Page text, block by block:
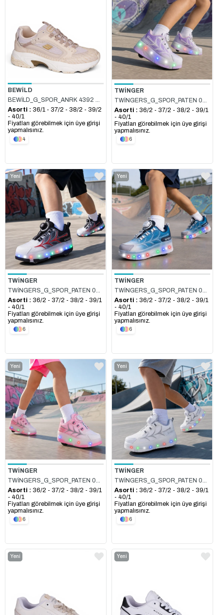
BEWİLD
BEWİLD_G_SPOR_ANRK 4392 BEJ
Asorti : 36/1 - 37/2 - 38/2 - 39/2
- 40/1
Fiyatları görebilmek için üye girişi
yapmalısınız.
4
TWİNGER
Asorti : 36/2 - 37/2 - 38/2 - 39/1
- 40/1
Fiyatları görebilmek için üye girişi
yapmalısınız.
6
TWİNGER
TWİNGERS_G_SPOR_PATEN 003 SİYAH_KIRMIZI
Yeni
Ürün
Asorti : 36/2 - 37/2 - 38/2 - 39/1
- 40/1
Fiyatları görebilmek için üye girişi
yapmalısınız.
6
TWİNGER
TWİNGERS_G_SPOR_PATEN 003 BEYAZ_MAVİ
Yeni
Ürün
Asorti : 36/2 - 37/2 - 38/2 - 39/1
- 40/1
Fiyatları görebilmek için üye girişi
yapmalısınız.
6
TWİNGER
TWİNGERS_G_SPOR_PATEN 003 PEMBE
Yeni
Ürün
Asorti : 36/2 - 37/2 - 38/2 - 39/1
- 40/1
Fiyatları görebilmek için üye girişi
yapmalısınız.
6
TWİNGER
TWİNGERS_G_SPOR_PATEN 003 BEYAZ
Yeni
Ürün
Asorti : 36/2 - 37/2 - 38/2 - 39/1
- 40/1
Fiyatları görebilmek için üye girişi
yapmalısınız.
6
Yeni
Yeni